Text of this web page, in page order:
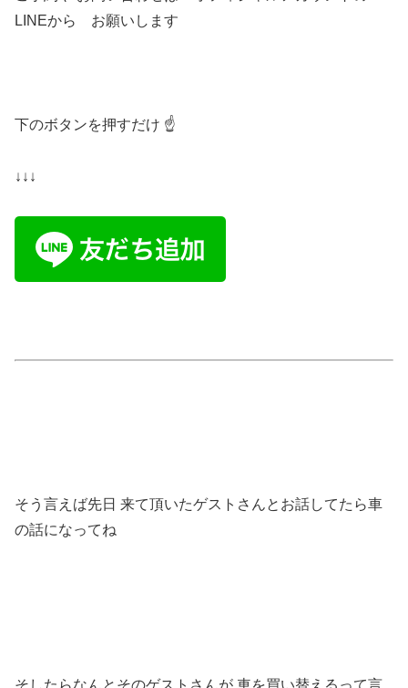
LINEから お願いします
下のボタンを押すだけ ☝️
↓↓↓
そう言えば先日 来て頂いたゲストさんとお話してたら車
の話になってね
そしたらなんとそのゲストさんが 車を買い替えるって言